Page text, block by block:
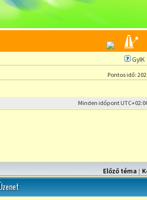
GyIK
Pontos idő:
Minden időpont
Előző téma |